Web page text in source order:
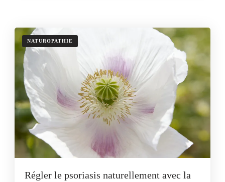
NATUROPATHIE
Régler le psoriasis naturellement avec la